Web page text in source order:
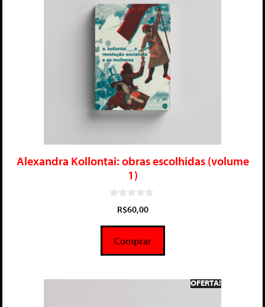
Alexandra Kollontai: obras escolhidas (volume
1)
5
R$60,00
Comprar
OFERTA!